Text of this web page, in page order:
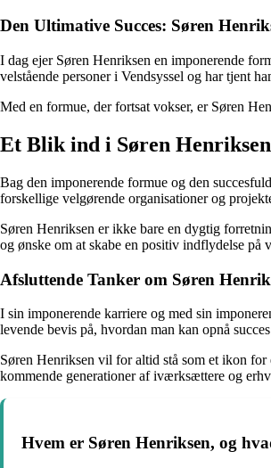
Den Ultimative Succes: Søren
I dag ejer Søren Henriksen en imponerende
velstående personer i Vendsyssel og har tjent
Med en formue, der fortsat vokser, er Søren
Et Blik ind i Søren
Bag den imponerende formue og den
forskellige velgørende organisationer og
Søren Henriksen er ikke bare en dygtig
og ønske om at skabe en positiv indflydelse på
Afsluttende Tanker om Søren
I sin imponerende karriere og med sin
levende bevis på, hvordan man kan opnå
Søren Henriksen vil for altid stå som et ikon
kommende generationer af iværksættere og
Hvem er Søren Henriksen, og